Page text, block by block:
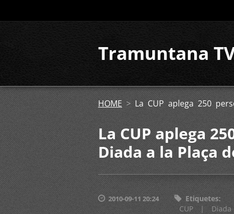
Tramuntana
HOME > La CUP aplega 250
La CUP aplega
Diada a la Plaça
2010-09-11 20:24 Etiquetes:
CUP
| Diada